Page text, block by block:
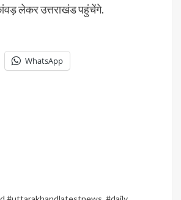
लेकर उत्तराखंड पहुंचेंगे.
WhatsApp